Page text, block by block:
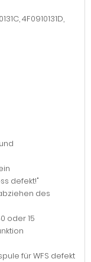
4F0910131D,
defekt!"
des
oder 15
für WFS defekt